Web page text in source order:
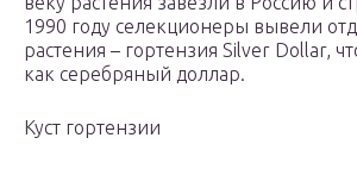
1990 году селекционеры вывели
растения – гортензия Silver Dollar,
как серебряный доллар.
Куст гортензии